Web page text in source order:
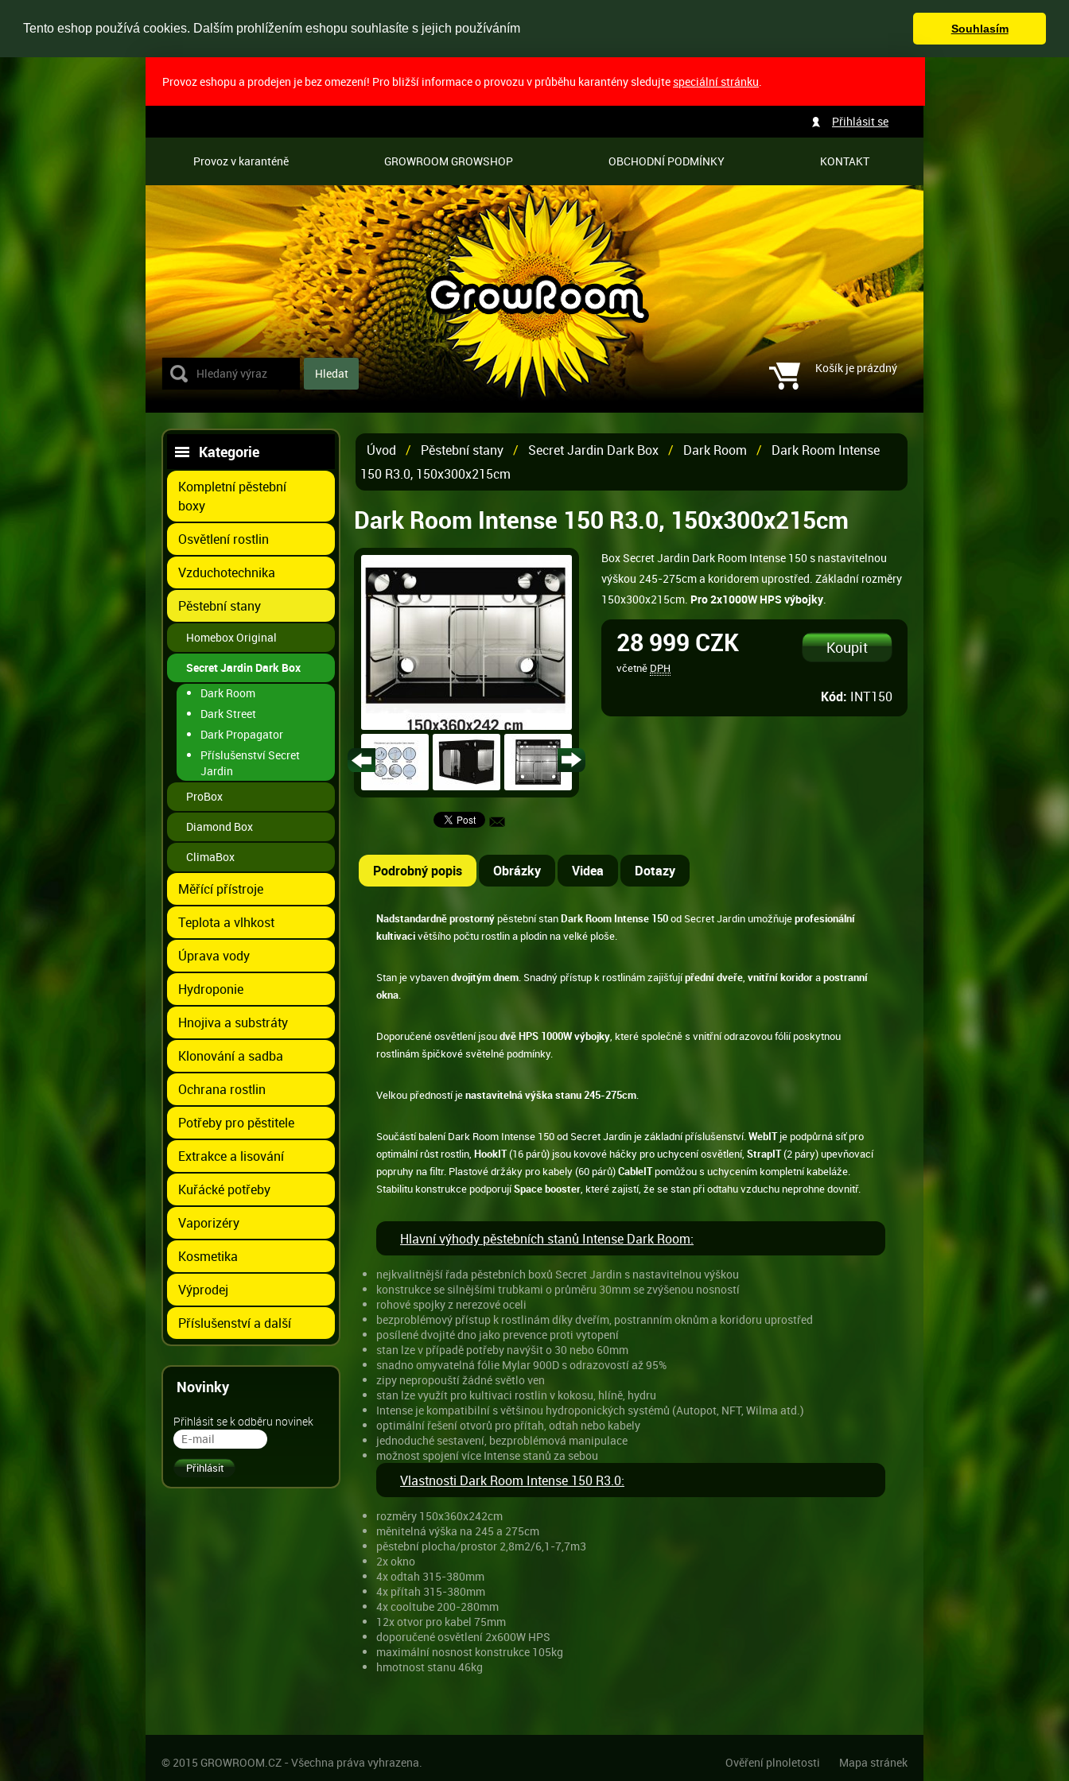
Tento eshop používá cookies. Dalším prohlížením eshopu souhlasíte s jejich používáním Souhlasím
Provoz eshopu a prodejen je bez omezení! Pro bližší informace o provozu v průběhu karantény sledujte speciální stránku
Provoz v karanténě GROWROOM GROWSHOP OBCHODNÍ PODMÍNKY KONTAKT
Přihlásit se
Košík je prázdný
Kategorie
Kompletní pěstební
boxy
Osvětlení rostlin
Vzduchotechnika
Pěstební stany
Homebox Original
Secret Jardin Dark Box
Dark Room
Dark Street
Dark Propagator
Příslušenství Secret
Jardin
ProBox
Diamond Box
ClimaBox
Měřící přístroje
Teplota a vlhkost
Úprava vody
Hydroponie
Hnojiva a substráty
Klonování a sadba
Ochrana rostlin
Potřeby pro pěstitele
Extrakce a lisování
Kuřácké potřeby
Vaporizéry
Kosmetika
Výprodej
Příslušenství a další
Novinky
Přihlásit se k odběru novinek
Úvod / Pěstební stany / Secret Jardin Dark Box / Dark Room /
Dark Room Intense
150 R3.0, 150x300x215cm
Dark Room Intense 150 R3.0, 150x300x215cm
Box Secret Jardin Dark Room Intense 150 s nastavitelnou
výškou 245-275cm a koridorem uprostřed. Základní rozměry
150x300x215cm. Pro 2x1000W HPS výbojky
28 999 CZK
včetně DPH
Kód: INT150
Podrobný popis Obrázky Videa Dotazy
Nadstandardně prostorný pěstební stanDark Room Intense 150od Secret Jardin umožňujeprofesionální
kultivacivětšího počtu rostlin a plodin na velké ploše.
Stan je vybavendvojitým dnem . Snadný přístup k rostlinám zajišťujípřední dveře vnitřní koridorapostranní
okna
Doporučené osvětlení jsoudvě HPS 1000W výbojky , které společně s vnitřní odrazovou fólií poskytnou
rostlinám špičkové světelné podmínky.
Velkou předností jenastavitelná výška stanu 245-275cm
Součástí balení Dark Room Intense 150 od Secret Jardin je základní příslušenství. WebITje podpůrná síť pro
optimální růst rostlin, HookIT(16 párů) jsou kovové háčky pro uchycení osvětlení, StrapIT(2 páry) upevňovací
popruhy na filtr. Plastové držáky pro kabely (60 párů)CableITpomůžou s uchycením kompletní kabeláže.
Stabilitu konstrukce podporujíSpace booster , které zajistí, že se stan při odtahu vzduchu neprohne dovnitř.
Hlavní výhody pěstebních stanů Intense Dark Room:
nejkvalitnější řada pěstebních boxů Secret Jardin s nastavitelnou výškou
konstrukce se silnějšími trubkami o průměru 30mm se zvýšenou nosností
rohové spojky z nerezové oceli
bezproblémový přístup k rostlinám díky dveřím, postranním oknům a koridoru uprostřed
posílené dvojité dno jako prevence proti vytopení
stan lze v případě potřeby navýšit o 30 nebo 60mm
snadno omyvatelná fólie Mylar 900D s odrazovostí až 95%
zipy nepropouští žádné světlo ven
stan lze využít pro kultivaci rostlin v kokosu, hlíně, hydru
Intense je kompatibilní s většinou hydroponických systémů (Autopot, NFT, Wilma atd.)
optimální řešení otvorů pro přítah, odtah nebo kabely
jednoduché sestavení, bezproblémová manipulace
možnost spojení více Intense stanů za sebou
Vlastnosti Dark Room Intense 150 R3.0:
rozměry 150x360x242cm
měnitelná výška na 245 a 275cm
pěstební plocha/prostor 2,8m2/6,1-7,7m3
2x okno
4x odtah 315-380mm
4x přítah 315-380mm
4x cooltube 200-280mm
12x otvor pro kabel 75mm
doporučené osvětlení 2x600W HPS
maximální nosnost konstrukce 105kg
hmotnost stanu 46kg
© 2015 GROWROOM.CZ - Všechna práva vyhrazena. Ověření plnoletosti Mapa stránek